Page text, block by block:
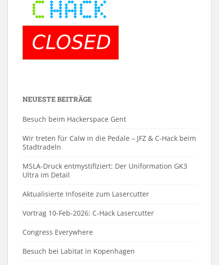
NEUESTE BEITRÄGE
Besuch beim Hackerspace Gent
Wir treten für Calw in die Pedale – JFZ & C-Hack beim
Stadtradeln
MSLA-Druck entmystifiziert: Der Uniformation GK3
Ultra im Detail
Aktualisierte Infoseite zum Lasercutter
Vortrag 10-Feb-2026: C-Hack Lasercutter
Congress Everywhere
Besuch bei Labitat in Kopenhagen